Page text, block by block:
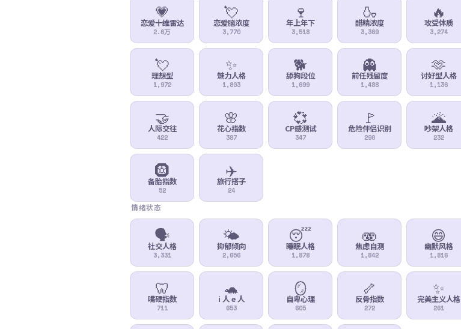
💗
恋爱十维雷达
2.6万
💘
恋爱脑浓度
3,770
🍷
年上年下
3,518
🍶
醋精浓度
3,369
🔥
攻受体质
3,274
💘
理想型
1,972
✨
魅力人格
1,803
🐕
舔狗段位
1,699
👻
前任残留度
1,488
🫶
讨好型人格
1,136
🤝
人际交往
422
🌸
花心指数
387
💞
CP感测试
347
🚩
危险伴侣识别
290
🌋
吵架人格
232
🛞
备胎指数
52
✈️
旅行搭子
24
情绪状态
🗣️
社交人格
3,331
🌤️
抑郁倾向
2,656
😴
睡眠人格
1,878
🫨
焦虑自测
1,842
😄
幽默风格
1,816
🦷
嘴硬指数
711
🐢
i 人 e 人
653
🪞
自卑心理
605
🦴
反骨指数
272
✨
完美主义人格
261